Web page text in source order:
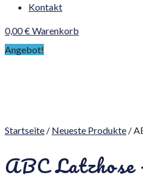
Kontakt
0,00€Warenkorb
Angebot!
Startseite / Neueste Produkte /
ABC